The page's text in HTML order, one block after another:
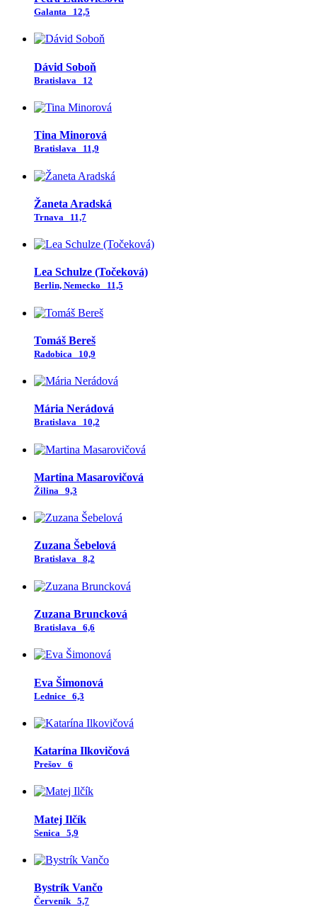
Galanta 12,5
Dávid Soboň
Bratislava 12
Tina Minorová
Bratislava 11,9
Žaneta Aradská
Trnava 11,7
Lea Schulze (Točeková)
Berlin, Nemecko 11,5
Tomáš Bereš
Radobica 10,9
Mária Nerádová
Bratislava 10,2
Martina Masarovičová
Žilina 9,3
Zuzana Šebelová
Bratislava 8,2
Zuzana Bruncková
Bratislava 6,6
Eva Šimonová
Lednice 6,3
Katarína Ilkovičová
Prešov 6
Matej Ilčík
Senica 5,9
Bystrík Vančo
Červeník 5,7